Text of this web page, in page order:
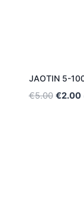
JAOTIN 5-
€5.00 €2.00